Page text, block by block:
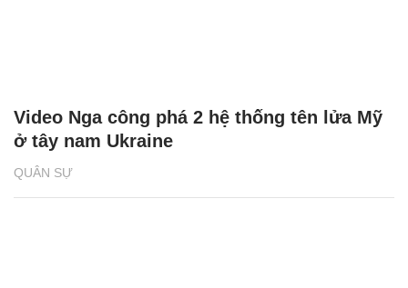
QUÂN SỰ
Video Nga công phá 2 hệ thống tên lửa Mỹ
ở tây nam Ukraine